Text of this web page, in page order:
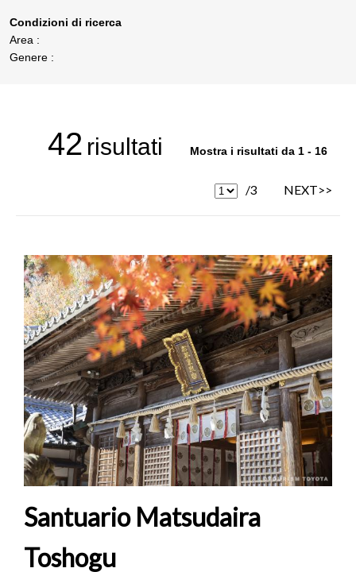
Condizioni di ricerca
Area :
Genere :
42 risultati Mostra i risultati da 1 - 16
/3 NEXT>>
Santuario Matsudaira
Toshogu